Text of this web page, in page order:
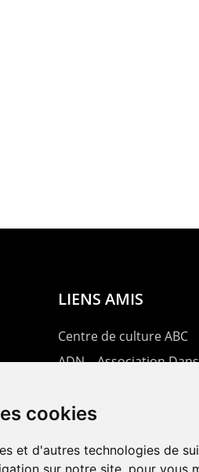
cookies
et d'autres technologies de
sur notre site, pour vous
LIENS AMIS
Centre de culture ABC
ADN – Association